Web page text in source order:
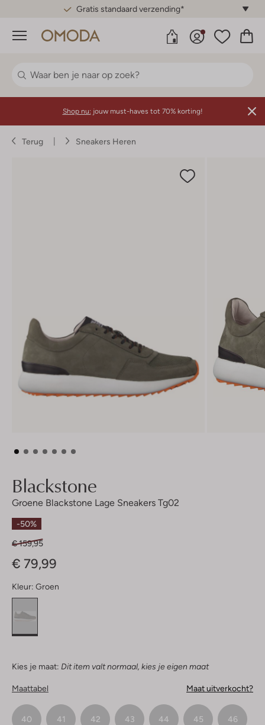
Gratis standaard verzending*
Menu
Shop nu: jouw must-haves tot 70% korting!
Terug Sneakers Heren
Blackstone
Groene Blackstone Lage Sneakers Tg02
-50%
€ 159,95
€ 79,99
Kleur: Groen
Kies je maat: Dit item valt normaal, kies je eigen maat
Maattabel Maat uitverkocht?
40 41 42 43 44 45 46